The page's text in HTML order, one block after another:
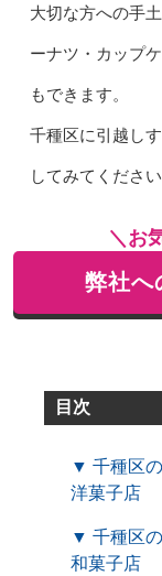
大切な方への手
ーナツ・カップ
もできます。
千種区に引越し
してみてください
＼お
弊社へ
目次
▼ 千種区
洋菓子店
▼ 千種区
和菓子店